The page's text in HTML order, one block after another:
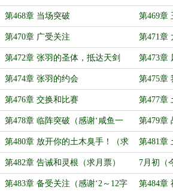
第468章 当场突破 第469章
第470章 广受关注 第471章
妖’的盟
第472章 张羽的圣体，抵达天剑 第473章
第474章 张羽的约会 第475章
谢‘麻麻
第476章 交换和比赛 第477章
元清寰’
第478章 临阵突破（感谢‘咸鱼一
号’给张羽转了很多钱成盟主）
第479章
凌风’送
第480章 放开你的土木臭手！（求
月票）
第481章
谢‘玖玖
第482章 告诫和灵根（求月票） 7月初（
第483章 备受关注（感谢‘2～12字 第484章